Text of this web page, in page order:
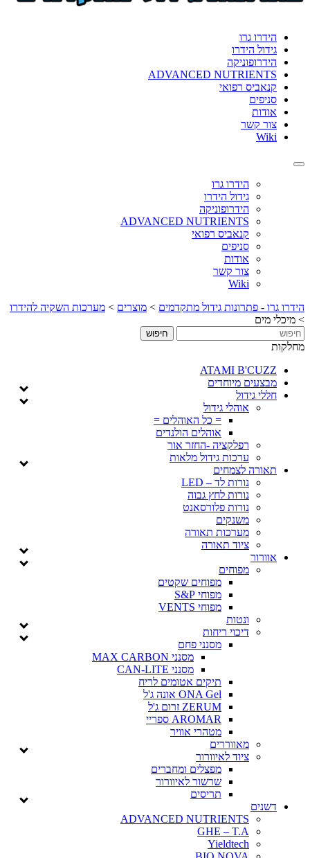
הידרו גרו
גידול הידרו
הידרופוניקה
ADVANCED NUTRIENTS
קנאביס רפואי
סניפים
אודות
צור קשר
Wiki
Toggle
הידרו גרו
גידול הידרו
הידרופוניקה
ADVANCED NUTRIENTS
קנאביס רפואי
סניפים
אודות
צור קשר
Wiki
הידרו גרו - פתרונות גידול מתקדמים > מוצרים > מערכות השקיה להידרו
> מיכלי מים
מחלקות
ATAMI B'CUZZ
מבצעים מיוחדים
חללי גידול
אוהלי גידול
= כל האוהלים =
אוהלים הולנדים
רפלקציה -החזר אור
ערכות גידול מלאות
תאורה לצמחים
נורות לד – LED
נורות לחץ גבוה
נורות פלורסאנט
משנקים
מערכות תאורה
ציוד תאורה
אוורור
מפוחים
מפוחים שקטים
מפוחי S&P
מפוחי VENTS
ונטות
דיכוי ריחות
מסנני פחם
מסנני MAX CARBON
מסנני CAN-LITE
תיקים אטומים לריח
ONA Gel אונה ג'ל
ZERUM זרום ג'ל
AROMAR ספריי
מטהרי אוויר
מאווררים
ציוד לאיוורור
מפצלים ומחברים
שרשור לאיוורור
תריסים
דשנים
ADVANCED NUTRIENTS
GHE – T.A
Yieldtech
format_underlined הוסף קו תחתון לקישורים
את
כל